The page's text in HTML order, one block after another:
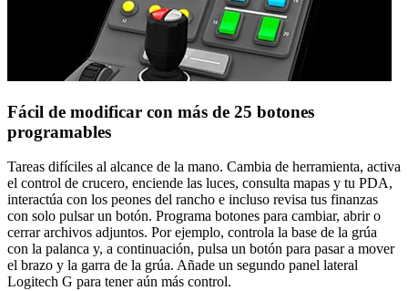
Fácil de modificar con más de 25 botones
programables
Tareas difíciles al alcance de la mano. Cambia de herramienta, activa
el control de crucero, enciende las luces, consulta mapas y tu PDA,
interactúa con los peones del rancho e incluso revisa tus finanzas
con solo pulsar un botón. Programa botones para cambiar, abrir o
cerrar archivos adjuntos. Por ejemplo, controla la base de la grúa
con la palanca y, a continuación, pulsa un botón para pasar a mover
el brazo y la garra de la grúa. Añade un segundo panel lateral
Logitech G para tener aún más control.